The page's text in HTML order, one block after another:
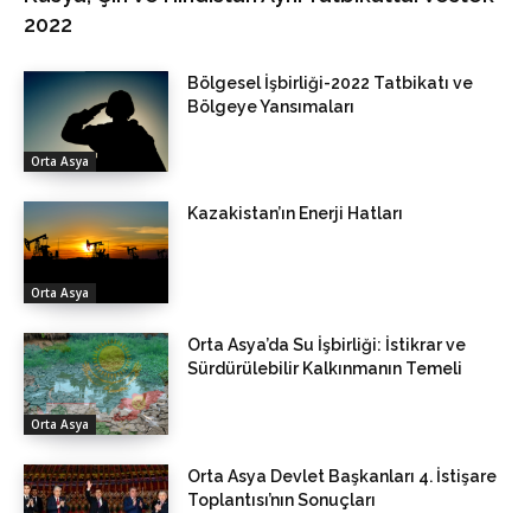
2022
Orta Asya
Bölgesel İşbirliği-2022 Tatbikatı ve
Bölgeye Yansımaları
Orta Asya
Kazakistan’ın Enerji Hatları
Orta Asya
Orta Asya’da Su İşbirliği: İstikrar ve
Sürdürülebilir Kalkınmanın Temeli
Orta Asya Devlet Başkanları 4. İstişare
Toplantısı’nın Sonuçları